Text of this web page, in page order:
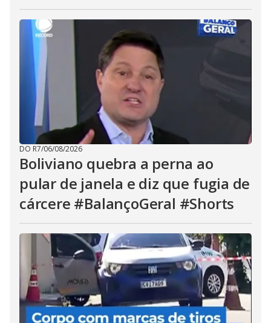
DO R7/06/08/2026
Boliviano quebra a perna ao
pular de janela e diz que fugia de
cárcere #BalançoGeral #Shorts